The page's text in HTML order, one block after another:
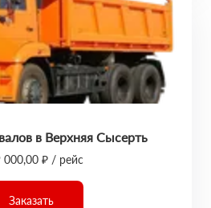
в Верхняя Сысерть
000,00 ₽ / рейс
Заказать